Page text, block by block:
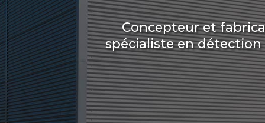
Concepteur et
spécialiste en